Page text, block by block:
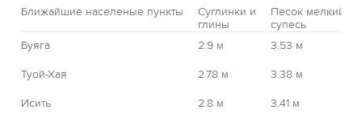
Ближайшие населеные пункты
Суглинки и
глины
Песок мелкий,
супесь
Буяга
2.9 м 3.53 м
Туой-Хая 2.78 м 3.38 м
Исить 2.8 м 3.41 м